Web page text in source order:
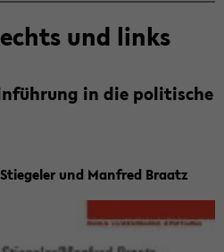
und links
in die po­li­ti­sche
und Man­fred Braatz